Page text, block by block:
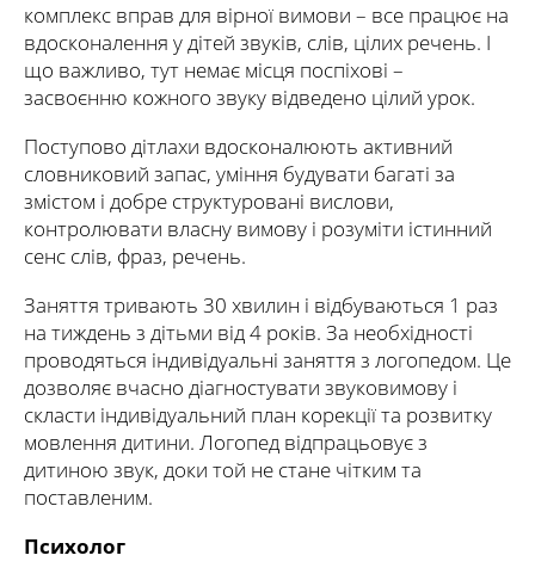
комплекс вправ для вірної вимови – все працює на
вдосконалення у дітей звуків, слів, цілих речень. І
що важливо, тут немає місця поспіхові –
засвоєнню кожного звуку відведено цілий урок.
Поступово дітлахи вдосконалюють активний
словниковий запас, уміння будувати багаті за
змістом і добре структуровані вислови,
контролювати власну вимову і розуміти істинний
сенс слів, фраз, речень.
Заняття тривають 30 хвилин і відбуваються 1 раз
на тиждень з дітьми від 4 років. За необхідності
проводяться індивідуальні заняття з логопедом. Це
дозволяє вчасно діагностувати звуковимову і
скласти індивідуальний план корекції та розвитку
мовлення дитини. Логопед відпрацьовує з
дитиною звук, доки той не стане чітким та
поставленим.
Психолог